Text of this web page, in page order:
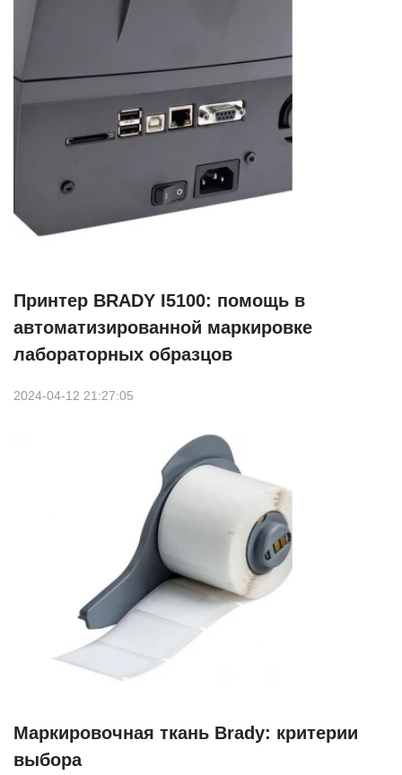
Принтер BRADY I5100: помощь в
автоматизированной маркировке
лабораторных образцов
2024-04-12 21:27:05
Маркировочная ткань Brady: критерии
выбора